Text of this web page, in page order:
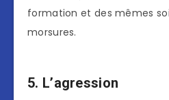
formation et des mêmes
morsures.
5. L’agression